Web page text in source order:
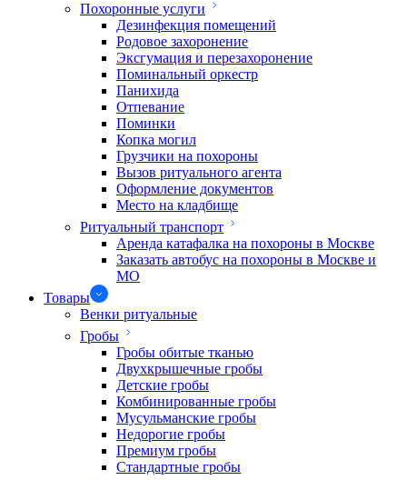
Похоронные услуги
Дезинфекция помещений
Родовое захоронение
Эксгумация и перезахоронение
Поминальный оркестр
Панихида
Отпевание
Поминки
Копка могил
Грузчики на похороны
Вызов ритуального агента
Оформление документов
Место на кладбище
Ритуальный транспорт
Аренда катафалка на похороны в Москве
Заказать автобус на похороны в Москве и
МО
Товары
Венки ритуальные
Гробы
Гробы обитые тканью
Двухкрышечные гробы
Детские гробы
Комбинированные гробы
Мусульманские гробы
Недорогие гробы
Премиум гробы
Стандартные гробы